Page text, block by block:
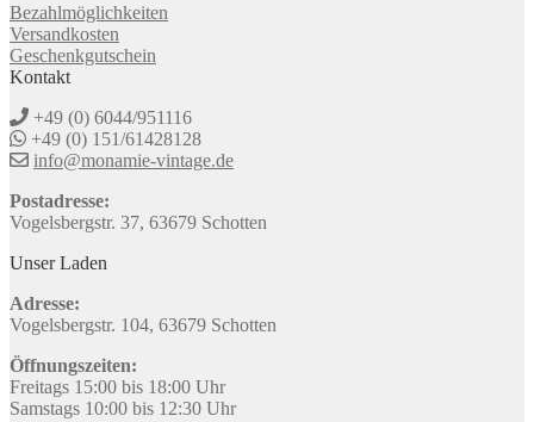
Bezahlmöglichkeiten
Versandkosten
Geschenkgutschein
Kontakt
+49 (0) 6044/951116
+49 (0) 151/61428128
info@monamie-vintage.de
Postadresse:
Vogelsbergstr. 37, 63679 Schotten
Unser Laden
Adresse:
Vogelsbergstr. 104, 63679 Schotten
Öffnungszeiten:
Freitags 15:00 bis 18:00 Uhr
Samstags 10:00 bis 12:30 Uhr